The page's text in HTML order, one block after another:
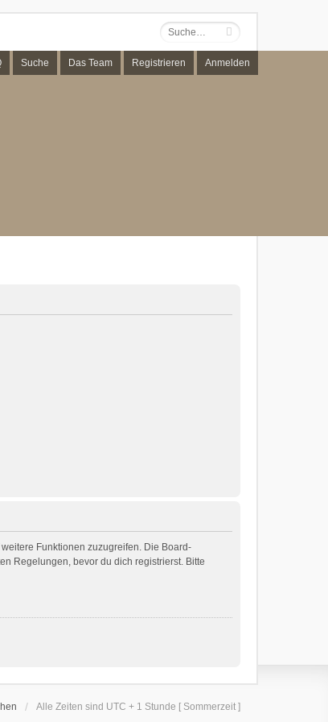
Suche Das Team Registrieren Anmelden
Funktionen zuzugreifen. Die Board-
Regelungen, bevor du dich registrierst. Bitte
Alle Zeiten sind UTC + 1 Stunde [ Sommerzeit ]